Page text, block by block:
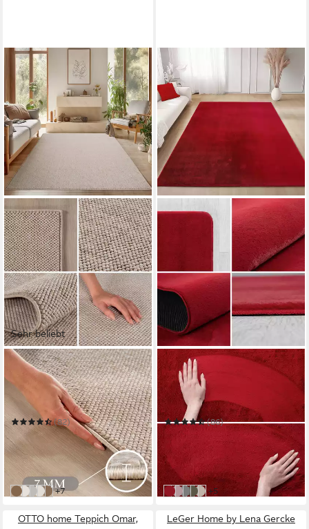
Sehr beliebt
SIMPEX24
Designteppich Einfarbig
Boucle Loop
Mehrere Größen
(82)
ab 110,53 € UVP 315,90 €
nur diesen Monat
-65%
in 3-4 Werktagen bei dir
Beige-1
Creme-2
Grau-2
Creme-4
Beige-4
weitere Farben:
+7
CARPETTEX
Veloursteppich Unicolor -
Einfarbig
Mehrere Größen
(86)
ab 69,23 € UVP 197,90 €
nur diesen Monat
-65%
in 5-6 Werktagen bei dir
RotRosa
GrauGrünNaturweitere Farben:
+5
OTTO home Teppich Omar,
LeGer Home by Lena Gercke